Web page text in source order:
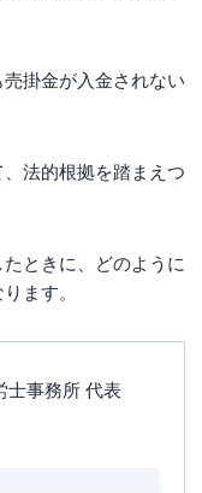
掛金が入金されない
法的根拠を踏まえつ
ときに、どのように
ます。
士事務所 代表